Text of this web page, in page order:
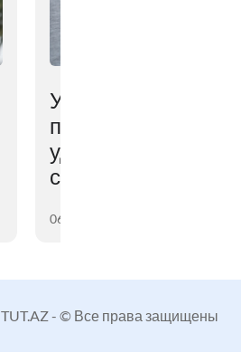
Ученые выяснили,
почему мозг мешает
удерживать
сброшенный вес
06 августа 2026
TUT.AZ - © Все права защищены